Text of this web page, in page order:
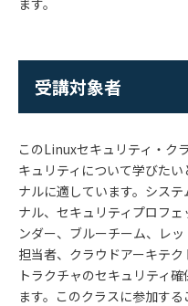
受講対象者
このLinuxセキュリティ・ク
キュリティについて学びた
ナルに適しています。シス
ナル、セキュリティプロフ
ンダー、ブルーチーム、レ
担当者、クラウドアーキテ
トラクチャのセキュリティ
ます。このクラスに参加す